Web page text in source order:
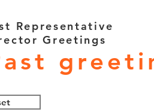
Representative
Greetings